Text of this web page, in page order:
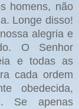
homens, não
Longe disso!
alegria e
O Senhor
e todas as
cada ordem
obedecida,
Se apenas